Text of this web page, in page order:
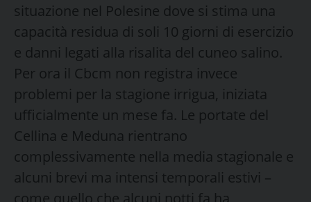
situazione nel Polesine dove si stima una
capacità residua di soli 10 giorni di esercizio
e danni legati alla risalita del cuneo salino.
Per ora il Cbcm non registra invece
problemi per la stagione irrigua, iniziata
ufficialmente un mese fa. Le portate del
Cellina e Meduna rientrano
complessivamente nella media stagionale e
alcuni brevi ma intensi temporali estivi –
come quello che alcuni notti fa ha